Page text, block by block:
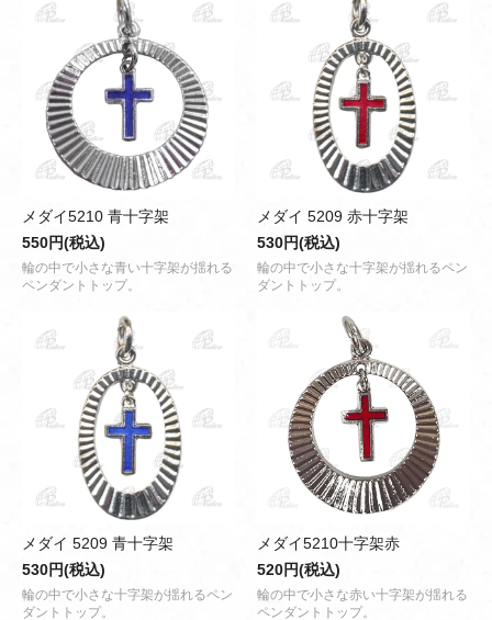
メダイ5210 青十字架
550円(税込)
輪の中で小さな青い十字架が揺れる
ペンダントトップ。
メダイ 5209 赤十字架
530円(税込)
輪の中で小さな十字架が揺れるペン
ダントトップ。
メダイ 5209 青十字架
530円(税込)
輪の中で小さな十字架が揺れるペン
ダントトップ。
メダイ5210十字架赤
520円(税込)
輪の中で小さな赤い十字架が揺れる
ペンダントトップ。